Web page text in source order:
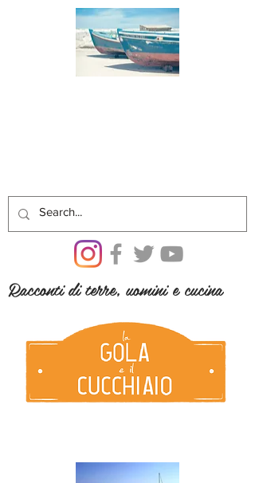
Racconti di terre, uomini e cucina